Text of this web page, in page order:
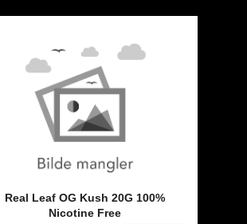
Real Leaf OG Kush 20G 100%
Nicotine Free